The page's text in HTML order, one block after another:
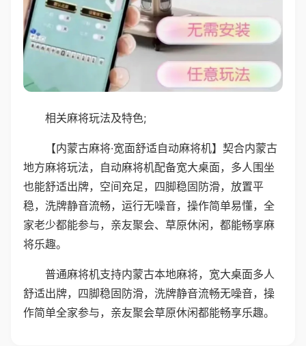
相关麻将玩法及特色;
【内蒙古麻将·宽面舒适自动麻将机】契合内蒙古
地方麻将玩法，自动麻将机配备宽大桌面，多人围坐
也能舒适出牌，空间充足，四脚稳固防滑，放置平
稳，洗牌静音流畅，运行无噪音，操作简单易懂，全
家老少都能参与，亲友聚会、草原休闲，都能畅享麻
将乐趣。
普通麻将机支持内蒙古本地麻将，宽大桌面多人
舒适出牌，四脚稳固防滑，洗牌静音流畅无噪音，操
作简单全家参与，亲友聚会草原休闲都能畅享乐趣。